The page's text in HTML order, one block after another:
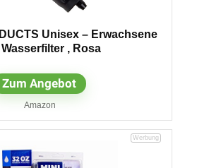
Unisex – Erwachsene
Wasserfilter , Rosa
Zum Angebot
Amazon